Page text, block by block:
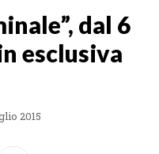
dal 6
esclusiva
2015